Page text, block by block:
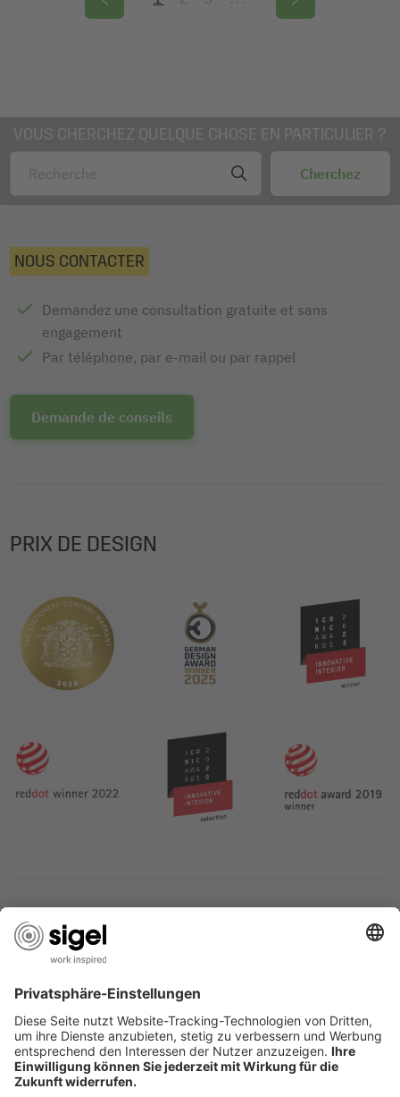
VOUS CHERCHEZ QUELQUE CHOSE EN PARTICULIER ?
NOUS CONTACTER
Demandez une consultation gratuite et sans
engagement
Par téléphone, par e-mail ou par rappel
Demande de conseils
PRIX DE DESIGN
L’ENTREPRISE SIGEL
PAGES UTILES